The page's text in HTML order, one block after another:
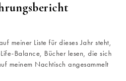
meiner Liste für dieses Jahr steht,
Balance, Bücher lesen, die sich
meinem Nachtisch angesammelt